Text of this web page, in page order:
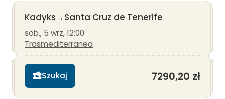
Kadyks→Santa Cruz de Tenerife
sob., 5 wrz, 12:00
Trasmediterranea
Szukaj 7290,20 zł